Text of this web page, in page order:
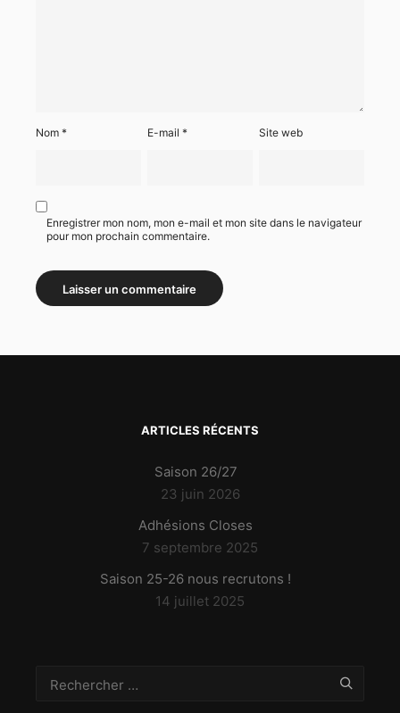
Nom * E-mail* Site web
Enregistrer mon nom, mon e-mail et mon site dans le navigateur
pour mon prochain commentaire.
ARTICLES RÉCENTS
Saison 26/27
23 juin 2026
Adhésions Closes
7 septembre 2025
Saison 25-26 nous recrutons !
14 juillet 2025